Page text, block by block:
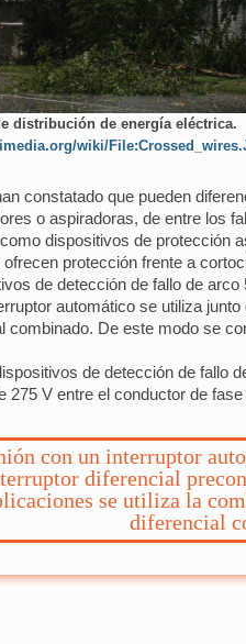
distribución de energía eléctrica.
wiki/
constatado que pueden
o aspiradoras, de entre los
dispositivos de
protección frente a
de detección de fallo de
automático se utiliza
combinado. De este modo se
de detección de fallo
V entre el conductor de fase
con un interruptor
diferencial
se utiliza la
diferencial